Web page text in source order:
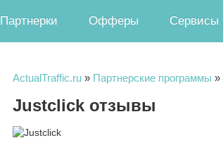
Партнерки Офферы Сервисы
ActualTraffic.ru » Партнерские программы »
Justclick отзывы